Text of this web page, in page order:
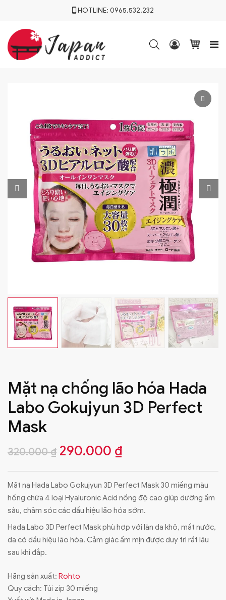
HOTLINE: 0965.532.232
  
Mặt nạ chống lão hóa Hada
Labo Gokujyun 3D Perfect
Mask
320.000₫ Giá
gốc
là:
320.000 ₫.
290.000 ₫Giá
hiện
tại
là:
290.000 ₫.
Mặt nạ Hada Labo Gokujyun 3D Perfect Mask 30 miếng màu
hồng chứa 4 loại Hyaluronic Acid nồng độ cao giúp dưỡng ẩm
sâu, chăm sóc các dấu hiệu lão hóa sớm.
Hada Labo 3D Perfect Mask phù hợp với làn da khô, mất nước,
da có dấu hiệu lão hóa. Cảm giác ẩm mịn được duy trì rất lâu
sau khi đắp.
Hãng sản xuất: Rohto
Quy cách: Túi zip 30 miếng